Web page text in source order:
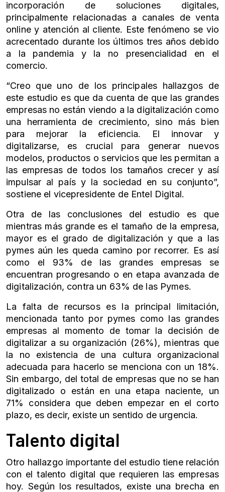
incorporación de soluciones digitales,
principalmente relacionadas a canales de venta
online y atención al cliente. Este fenómeno se vio
acrecentado durante los últimos tres años debido
a la pandemia y la no presencialidad en el
comercio.
“Creo que uno de los principales hallazgos de
este estudio es que da cuenta de que las grandes
empresas no están viendo a la digitalización como
una herramienta de crecimiento, sino más bien
para mejorar la eficiencia. El innovar y
digitalizarse, es crucial para generar nuevos
modelos, productos o servicios que les permitan a
las empresas de todos los tamaños crecer y así
impulsar al país y la sociedad en su conjunto”,
sostiene el vicepresidente de Entel Digital.
Otra de las conclusiones del estudio es que
mientras más grande es el tamaño de la empresa,
mayor es el grado de digitalización y que a las
pymes aún les queda camino por recorrer. Es así
como el 93% de las grandes empresas se
encuentran progresando o en etapa avanzada de
digitalización, contra un 63% de las Pymes.
La falta de recursos es la principal limitación,
mencionada tanto por pymes como las grandes
empresas al momento de tomar la decisión de
digitalizar a su organización (26%), mientras que
la no existencia de una cultura organizacional
adecuada para hacerlo se menciona con un 18%.
Sin embargo, del total de empresas que no se han
digitalizado o están en una etapa naciente, un
71% considera que deben empezar en el corto
plazo, es decir, existe un sentido de urgencia.
Talento digital
Otro hallazgo importante del estudio tiene relación
con el talento digital que requieren las empresas
hoy. Según los resultados, existe una brecha en